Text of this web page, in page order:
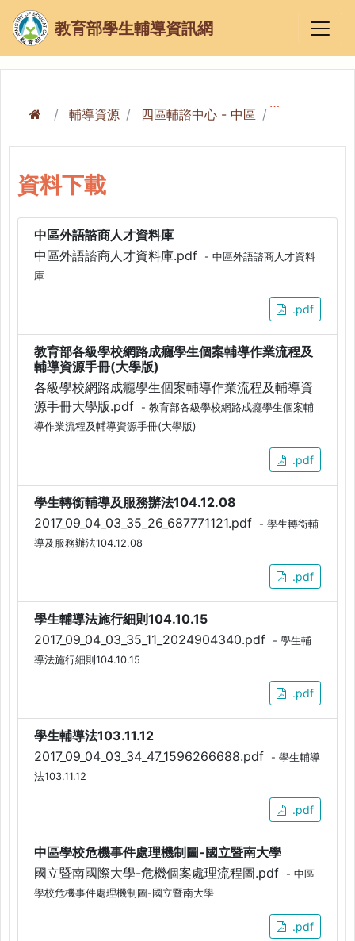
教育部學生輔導資訊網
輔導資源 四區輔諮中心 - 中區
資料下載
中區外語諮商人才資料庫
中區外語諮商人才資料庫.pdf
- 中區外語諮商人才資料
庫
.pdf
教育部各級學校網路成癮學生個案輔導作業流程及
輔導資源手冊(大學版)
各級學校網路成癮學生個案輔導作業流程及輔導資
源手冊大學版.pdf
- 教育部各級學校網路成癮學生個案輔
導作業流程及輔導資源手冊(大學版)
.pdf
學生轉銜輔導及服務辦法104.12.08
2017_09_04_03_35_26_687771121.pdf
- 學生轉銜輔
導及服務辦法104.12.08
.pdf
學生輔導法施行細則104.10.15
2017_09_04_03_35_11_2024904340.pdf
- 學生輔
導法施行細則104.10.15
.pdf
學生輔導法103.11.12
2017_09_04_03_34_47_1596266688.pdf
- 學生輔導
法103.11.12
.pdf
中區學校危機事件處理機制圖-國立暨南大學
國立暨南國際大學-危機個案處理流程圖.pdf
- 中區
學校危機事件處理機制圖-國立暨南大學
.pdf